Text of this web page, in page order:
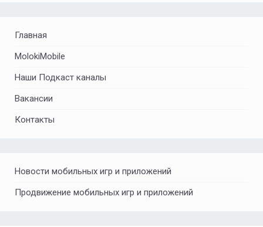
Главная
MolokiMobile
Наши Подкаст каналы
Вакансии
Контакты
Новости мобильных игр и приложений
Продвижение мобильных игр и приложений